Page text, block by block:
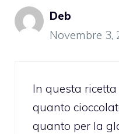
Deb
Novembre 3,
In questa
quanto
quanto per la